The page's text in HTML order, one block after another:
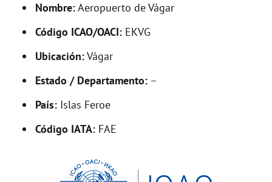
V
o
Nombre:Aeropuerto de Vágar
Código ICAO/OACI: EKVG
Ubicación:Vágar
Estado / Departamento: –
País: Islas Feroe
Código IATA: FAE